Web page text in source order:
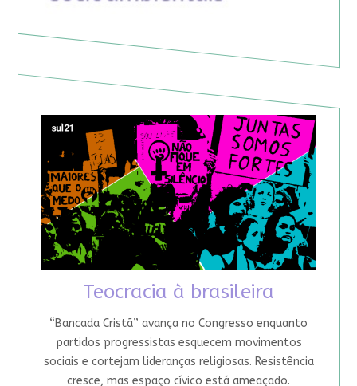
Teocracia à brasileira
“Bancada Cristã” avança no Congresso enquanto
partidos progressistas esquecem movimentos
sociais e cortejam lideranças religiosas. Resistência
cresce, mas espaço cívico está ameaçado.